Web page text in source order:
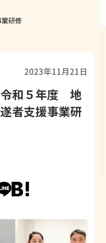
研修
2023年11月21日
令和５年度 地
者支援事業研